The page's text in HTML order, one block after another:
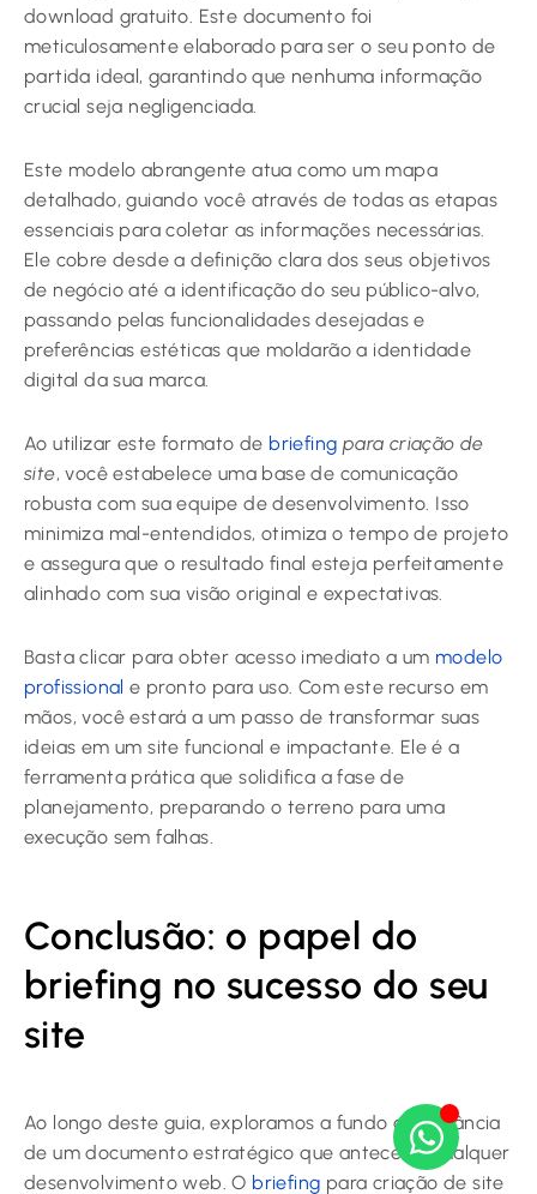
download gratuito. Este documento foi
meticulosamente elaborado para ser o seu ponto de
partida ideal, garantindo que nenhuma informação
crucial seja negligenciada.
Este modelo abrangente atua como um mapa
detalhado, guiando você através de todas as etapas
essenciais para coletar as informações necessárias.
Ele cobre desde a definição clara dos seus objetivos
de negócio até a identificação do seu público-alvo,
passando pelas funcionalidades desejadas e
preferências estéticas que moldarão a identidade
digital da sua marca.
Ao utilizar este formato de briefing para criação de
site, você estabelece uma base de comunicação
robusta com sua equipe de desenvolvimento. Isso
minimiza mal-entendidos, otimiza o tempo de projeto
e assegura que o resultado final esteja perfeitamente
alinhado com sua visão original e expectativas.
Basta clicar para obter acesso imediato a um modelo
profissional e pronto para uso. Com este recurso em
mãos, você estará a um passo de transformar suas
ideias em um site funcional e impactante. Ele é a
ferramenta prática que solidifica a fase de
planejamento, preparando o terreno para uma
execução sem falhas.
Conclusão: o papel do
briefing no sucesso do seu
site
Ao longo deste guia, exploramos a fundo a relevância
de um documento estratégico que antecede qualquer
desenvolvimento web. O briefing para criação de site